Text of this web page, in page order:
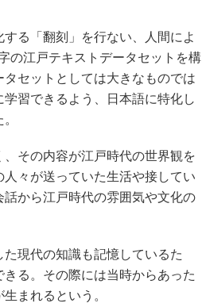
る「翻刻」を行ない、人間によ
の江戸テキストデータセットを構
セットとしては大きなものでは
習できるよう、日本語に特化し
その内容が江戸時代の世界観を
々が送っていた生活や接してい
から江戸時代の雰囲気や文化の
現代の知識も記憶しているた
る。その際には当時からあった
まれるという。